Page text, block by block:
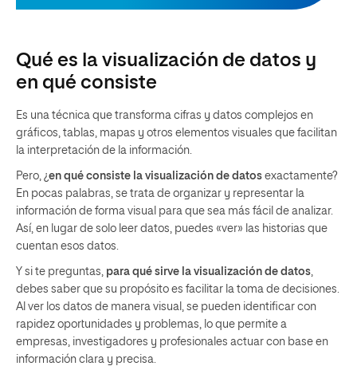
Qué es la visualización de datos y
en qué consiste
Es una técnica que transforma cifras y datos complejos en
gráficos, tablas, mapas y otros elementos visuales que facilitan
la interpretación de la información.
Pero, ¿en qué consiste la visualización de datos exactamente?
En pocas palabras, se trata de organizar y representar la
información de forma visual para que sea más fácil de analizar.
Así, en lugar de solo leer datos, puedes «ver» las historias que
cuentan esos datos.
Y si te preguntas, para qué sirve la visualización de datos
debes saber que su propósito es facilitar la toma de decisiones.
Al ver los datos de manera visual, se pueden identificar con
rapidez oportunidades y problemas, lo que permite a
empresas, investigadores y profesionales actuar con base en
información clara y precisa.